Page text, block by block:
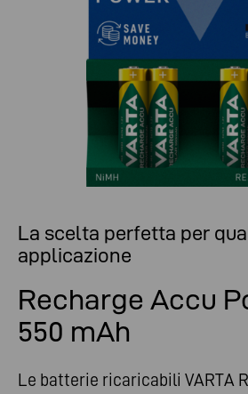
La scelta perfetta per
applicazione
Recharge Accu
550 mAh
Le batterie ricaricabili VARTA